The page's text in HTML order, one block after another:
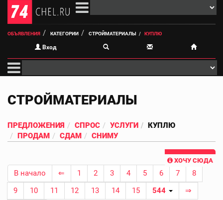
ОБЪЯВЛЕНИЯ КАТЕГОРИИ СТРОЙМАТЕРИАЛЫ КУПЛЮ
Вход
СТРОЙМАТЕРИАЛЫ
ПРЕДЛОЖЕНИЯ СПРОС УСЛУГИ
КУПЛЮ
ПРОДАМ
СДАМ СНИМУ
ХОЧУ СЮДА
В начало ⇐ 1 2 3 4 5 6 7
8
9
10 11 12 13 14 15 544
⇒